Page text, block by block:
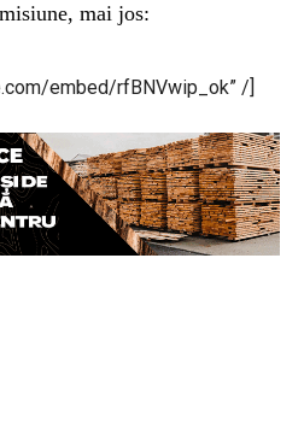
mai jos:
embed/rfBNVwip_ok” /]